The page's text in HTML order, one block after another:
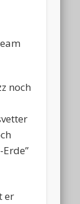
noch
er